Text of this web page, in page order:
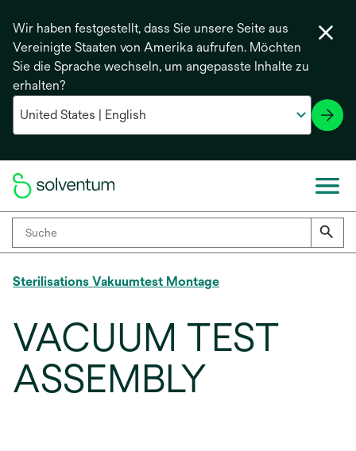
Wir haben festgestellt, dass Sie unsere Seite aus
Vereinigte Staaten von Amerika aufrufen. Möchten
Sie die Sprache wechseln, um angepasste Inhalte zu
erhalten?
Sterilisations Vakuumtest Montage
VACUUM TEST
ASSEMBLY